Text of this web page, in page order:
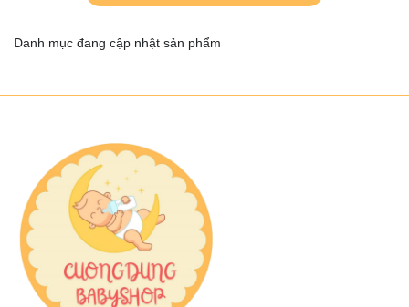
Danh mục đang cập nhật sản phẩm